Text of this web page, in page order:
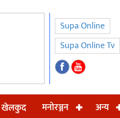
Supa Online
Supa Online Tv
खेलकुद मनोरञ्जन अन्य